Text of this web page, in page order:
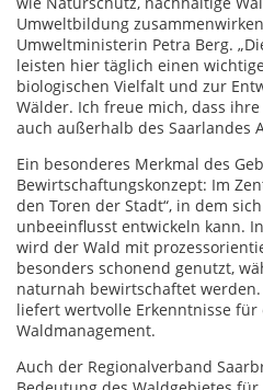
Umweltbildung
Umweltministerin Petra Berg.
leisten hier täglich einen
biologischen Vielfalt und zur
Wälder. Ich freue mich, dass
auch außerhalb des Saarlandes
Ein besonderes Merkmal des
Bewirtschaftungskonzept: Im
den Toren der Stadt“, in dem
unbeeinflusst entwickeln kann.
wird der Wald mit
besonders schonend genutzt,
naturnah bewirtschaftet
liefert wertvolle Erkenntnisse
Waldmanagement.
Auch der Regionalverband